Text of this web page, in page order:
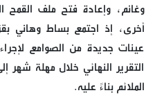
وغانم، وإعادة فتح ملف
أخرى، إذ اجتمع بساط وهاني
عينات جديدة من الصوامع
التقرير النهائي خلال مهلة شهر
الملائم بناءً عليه.